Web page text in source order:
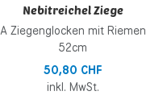
Nebitreichel Ziege
A Ziegenglocken mit Riemen
52cm
50,80 CHF
inkl. MwSt.